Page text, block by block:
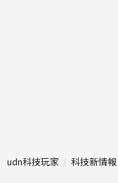
udn科技玩家 科技新情報